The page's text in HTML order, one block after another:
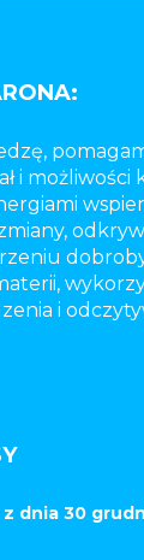
i możliwości
i
dnia 30